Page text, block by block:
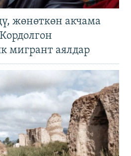
жөнөткөн акчама
мигрант аялдар